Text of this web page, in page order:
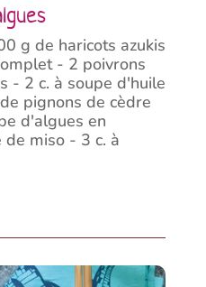
g de haricots azukis
- 2 poivrons
- 2 c. à soupe d'huile
pignons de cèdre
d'algues en
miso - 3 c. à